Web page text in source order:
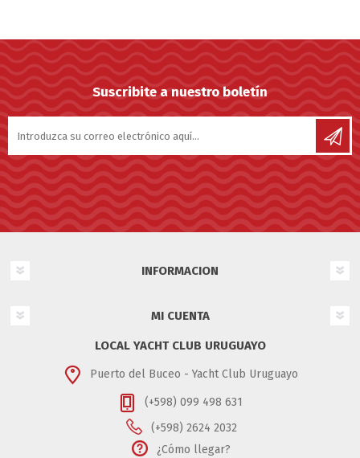
Suscribite a nuestro boletín
INFORMACION
MI CUENTA
LOCAL YACHT CLUB URUGUAYO
Puerto del Buceo - Yacht Club Uruguayo
(+598) 099 498 631
(+598) 2624 2032
¿Cómo llegar?